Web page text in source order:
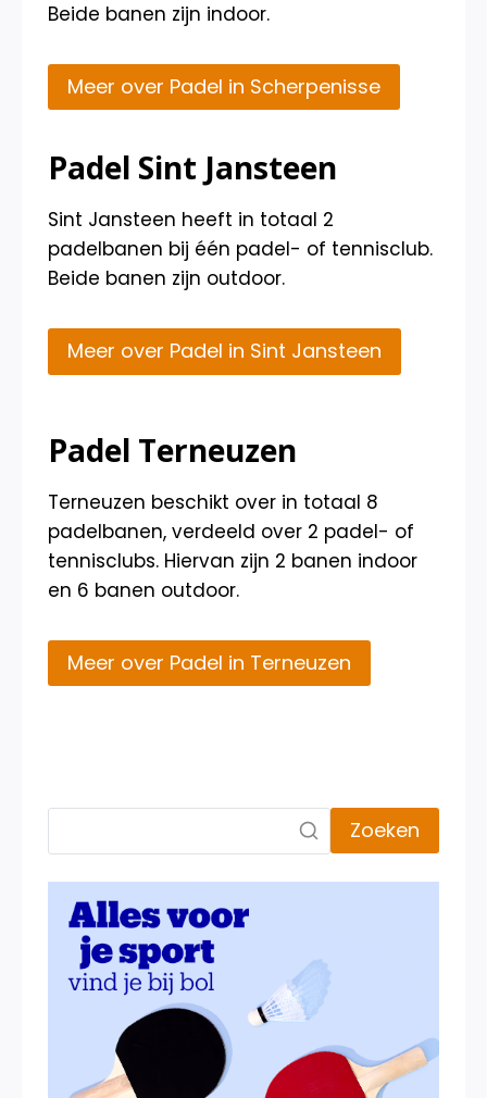
Beide banen zijn indoor.
Meer over Padel in Scherpenisse
Padel Sint Jansteen
Sint Jansteen heeft in totaal 2
padelbanen bij één padel- of tennisclub.
Beide banen zijn outdoor.
Meer over Padel in Sint Jansteen
Padel Terneuzen
Terneuzen beschikt over in totaal 8
padelbanen, verdeeld over 2 padel- of
tennisclubs. Hiervan zijn 2 banen indoor
en 6 banen outdoor.
Meer over Padel in Terneuzen
Zoeken